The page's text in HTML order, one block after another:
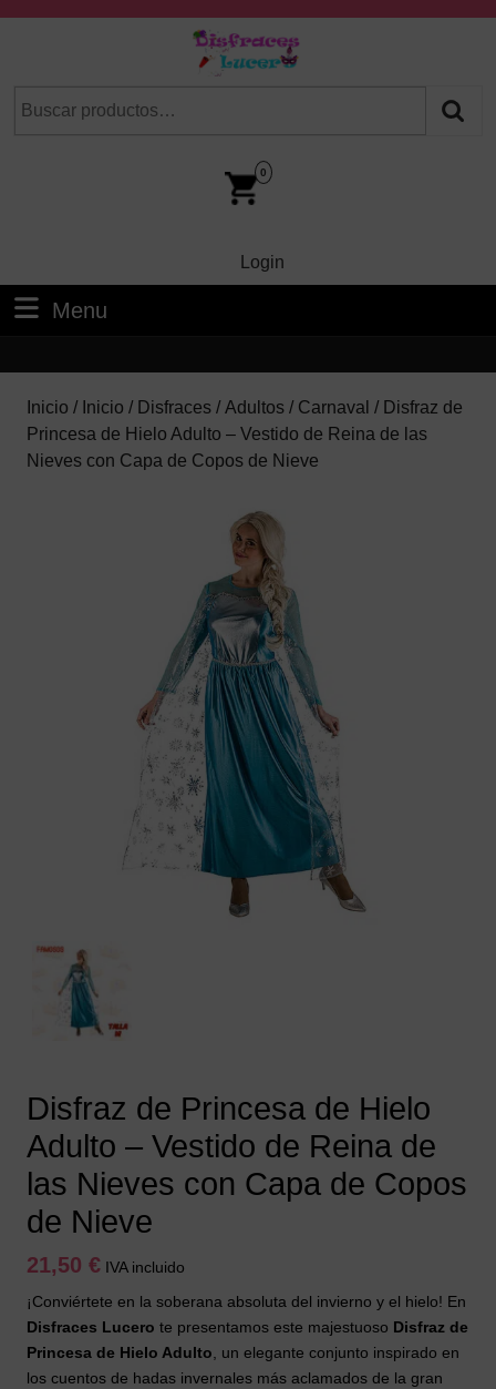
Cuando hay resultados autocompletados, puedes utilizar
0
LoginLogin
Menu
Inicio / Inicio / Disfraces / Adultos / Carnaval / Disfraz de
Princesa de Hielo Adulto – Vestido de Reina de las
Nieves con Capa de Copos de Nieve
Disfraz de Princesa de Hielo
Adulto – Vestido de Reina de
las Nieves con Capa de Copos
de Nieve
21,50 € IVA incluido
¡Conviértete en la soberana absoluta del invierno y el hielo! En
Disfraces Lucero te presentamos este majestuoso Disfraz de
Princesa de Hielo Adulto , un elegante conjunto inspirado en
los cuentos de hadas invernales más aclamados de la gran